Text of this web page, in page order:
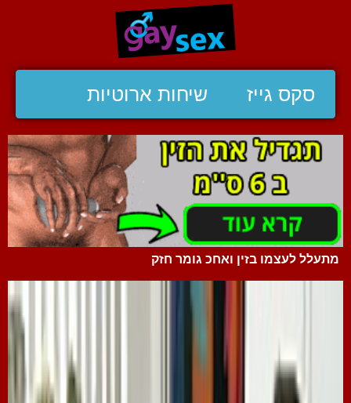
סקס גייז שיחות ארוטיות
מתעלל לעצמו בזין ואחכ גומר חזק